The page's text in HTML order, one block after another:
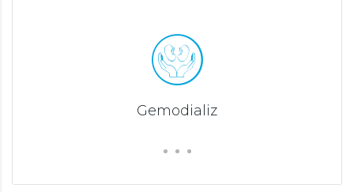
Gemodializ